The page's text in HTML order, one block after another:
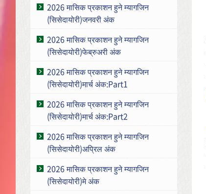
2026 मासिक प्रकाशन हुने म्यागजिन
(सिसेदायोरी)जनवरी अंक
2026 मासिक प्रकाशन हुने म्यागजिन
(सिसेदायोरी)फेब्रुअरी अंक
2026 मासिक प्रकाशन हुने म्यागजिन
(सिसेदायोरी)मार्च अंक:Part1
2026 मासिक प्रकाशन हुने म्यागजिन
(सिसेदायोरी)मार्च अंक:Part2
2026 मासिक प्रकाशन हुने म्यागजिन
(सिसेदायोरी)अप्रिल अंक
2026 मासिक प्रकाशन हुने म्यागजिन
(सिसेदायोरी)मे अंक